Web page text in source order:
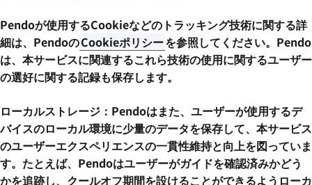
Pendoが使用するCookieなどのトラッキング技術に関する詳
細は、PendoのCookieポリシーを参照してください。Pendo
は、本サービスに関連するこれら技術の使用に関するユーザー
の選好に関する記録も保存します。
ローカルストレージ：Pendoはまた、ユーザーが使用するデ
バイスのローカル環境に少量のデータを保存して、本サービス
のユーザーエクスペリエンスの一貫性維持と向上を図っていま
す。たとえば、Pendoはユーザーがガイドを確認済みかどう
かを追跡し、クールオフ期間を設けることができるようローカ